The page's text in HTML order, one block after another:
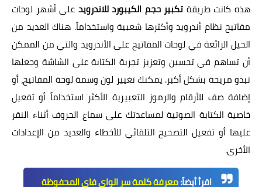
هذه كانت طريقة تكبير حجم الكيبورد للاندرويد على أشهر لوحات
مفاتيح نظام أندرويد وأكثرها شعبية واستخداماً. هناك العديد من
الحيل الرائعة في لوحات المفاتيح على الأندرويد والتي من الممكن
أن تساهم في تحسين وتعزيز تجربة الكتابة على الشاشة وجعلها
تبدو مريحة بشكل أكبر. يمكنك تغيير لون وسمة لوحة المفاتيح، أو
إضافة صف للأرقام والرموز التعبيرية الأكثر استخداماً أو تفعيل
خاصية الكتابة الصوتية لمساعدتك على سماع الحروف أثناء النقر
عليها أو تفعيل التصحيح التلقائي للأخطاء والعديد من الإعدادات
الأخرى.
اقرأ أيضاً:معرفة كلمة سر الواي فاي المحفوظة